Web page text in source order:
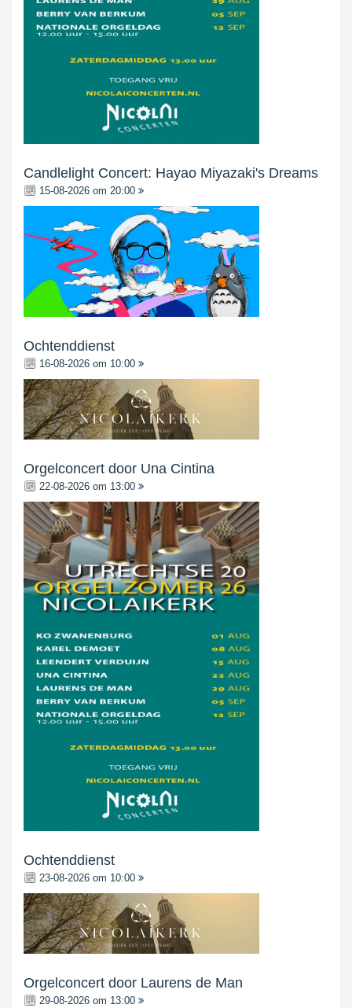
Candlelight Concert: Hayao Miyazaki's Dreams
15-08-2026 om 20:00
Ochtenddienst
16-08-2026 om 10:00
Orgelconcert door Una Cintina
22-08-2026 om 13:00
Ochtenddienst
23-08-2026 om 10:00
Orgelconcert door Laurens de Man
29-08-2026 om 13:00